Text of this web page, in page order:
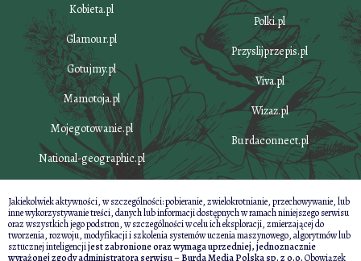
Kobieta.pl
Glamour.pl
Gotujmy.pl
Mamotoja.pl
Mojegotowanie.pl
National-geographic.pl
Polki.pl
Przyslijprzepis.pl
Viva.pl
Wizaz.pl
Burdaconnect.pl
Jakiekolwiek aktywności, w szczególności: pobieranie, zwielokrotnianie, przechowywanie, lub
inne wykorzystywanie treści, danych lub informacji dostępnych w ramach niniejszego serwisu
oraz wszystkich jego podstron, w szczególności w celu ich eksploracji, zmierzającej do
tworzenia, rozwoju, modyfikacji i szkolenia systemów uczenia maszynowego, algorytmów lub
sztucznej inteligencjijest zabronione oraz wymaga uprzedniej, jednoznacznie
wyrażonej zgody administratora serwisu – Burda Media Polska sp. z o.o.Obowiązek